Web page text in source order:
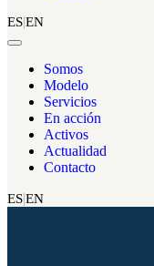
ESEN
Somos
Modelo
Servicios
En acción
Activos
Actualidad
Contacto
ESEN